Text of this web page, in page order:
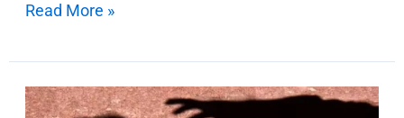
Read More »
“Cantada”